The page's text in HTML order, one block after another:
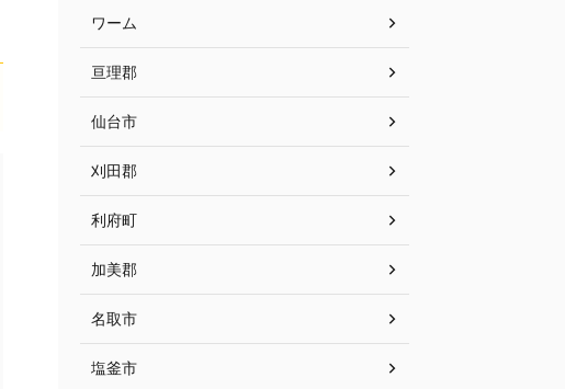
ワーム
亘理郡
仙台市
刈田郡
利府町
加美郡
名取市
塩釜市